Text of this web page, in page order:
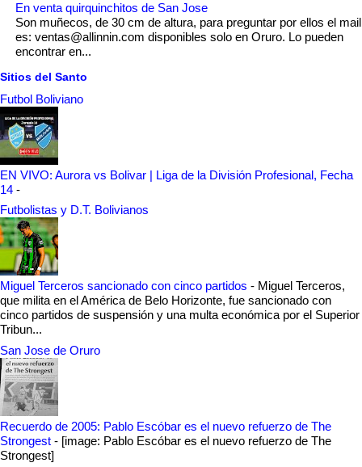
En venta quirquinchitos de San Jose
Son muñecos, de 30 cm de altura, para preguntar por ellos el mail
es: ventas@allinnin.com disponibles solo en Oruro. Lo pueden
encontrar en...
Sitios del Santo
Futbol Boliviano
EN VIVO: Aurora vs Bolivar | Liga de la División Profesional, Fecha
14 -
Futbolistas y D.T. Bolivianos
Miguel Terceros sancionado con cinco partidos - Miguel Terceros,
que milita en el América de Belo Horizonte, fue sancionado con
cinco partidos de suspensión y una multa económica por el Superior
Tribun...
San Jose de Oruro
Recuerdo de 2005: Pablo Escóbar es el nuevo refuerzo de The
Strongest - [image: Pablo Escóbar es el nuevo refuerzo de The
Strongest]